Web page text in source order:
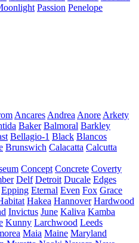
Passion Penelope
Ancares Andrea Anore Arkety
Baker Balmoral Barkley
Bellagio-1 Black Blancos
Brunswich Calacatta Calcutta
Concept Concrete Coverty
Delf Detroit Ducale Edges
Epping Eternal Even Fox Grace
Hakea Hannover Hardwood
Invictus June Kaliva Kamba
Kunny Larchwood Leeds
Maia Maine Maryland